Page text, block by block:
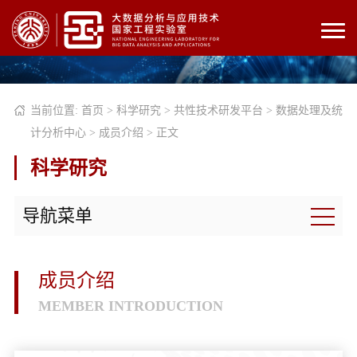
当前位置: 首页 > 科学研究 > 共性技术研发平台 > 数据处理及统
计分析中心 > 成员介绍 > 正文
科学研究
导航菜单
成员介绍
MEMBER INTRODUCTION